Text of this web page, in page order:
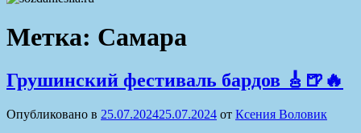
Метка: Самара
Грушинский фестиваль бардов 🎸🍺🔥
Опубликовано в 25.07.202425.07.2024 от Ксения Воловик